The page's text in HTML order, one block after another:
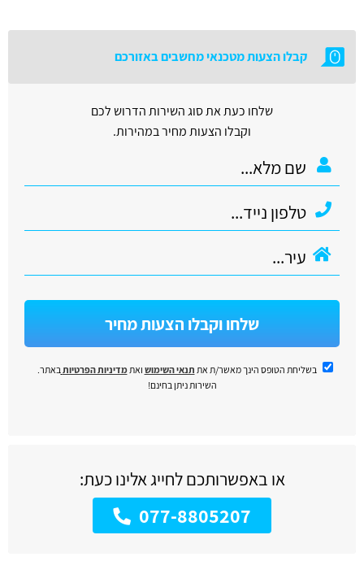
קבלו הצעות מטכנאי מחשבים באזורכם
שלחו כעת את סוג השירות הדרוש לכם
וקבלו הצעות מחיר במהירות.
שלחו וקבלו הצעות מחיר
בשליחת הטופס הינך מאשר/ת את תנאי השימוש ואתמדיניות הפרטיותבאתר.
השירות ניתן בחינם!
או באפשרותכם לחייג אלינו כעת:
077-8805207